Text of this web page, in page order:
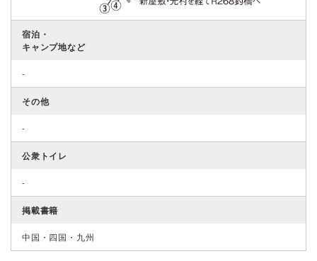
宿泊・
キャンプ地など
-
その他
-
公衆トイレ
-
掲載書籍
中国・四国・九州